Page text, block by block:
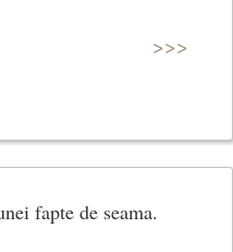
>>>
fapte de seama.